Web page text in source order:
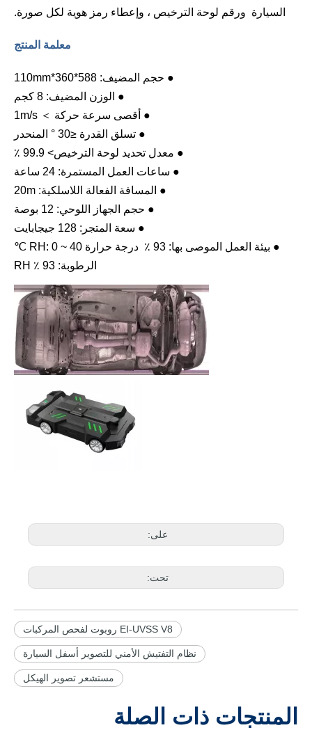
السيارة ورقم لوحة الترخيص ، وإعطاء رمز هوية لكل صورة.
معلمة المنتج
● حجم المضيف: 588*360*110mm
● الوزن المضيف: 8 كجم
● أقصى سرعة حركة ＞ 1m/s
● تسلق القدرة ≤30 ° المنحدر
● معدل تحديد لوحة الترخيص> 99.9 ٪
● ساعات العمل المستمرة: 24 ساعة
● المسافة الفعالة اللاسلكية: 20m
● حجم الجهاز اللوحي: 12 بوصة
● سعة المتجر: 128 جيجابايت
● بيئة العمل الموصى بها: 93 ٪ درجة حرارة RH: 0 ~ 40 ℃
الرطوبة: 93 ٪ RH
على:
تحت:
EI-UVSS V8 روبوت لفحص المركبات
نظام التفتيش الأمني ​​للتصوير أسفل السيارة
مستشعر تصوير الهيكل
المنتجات ذات الصلة